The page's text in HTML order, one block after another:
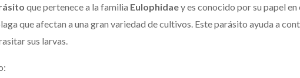
que pertenece a la familia Eulophidaey es conocido por su papel
que afectan a una gran variedad de cultivos. Este parásito ayuda a
sus larvas.